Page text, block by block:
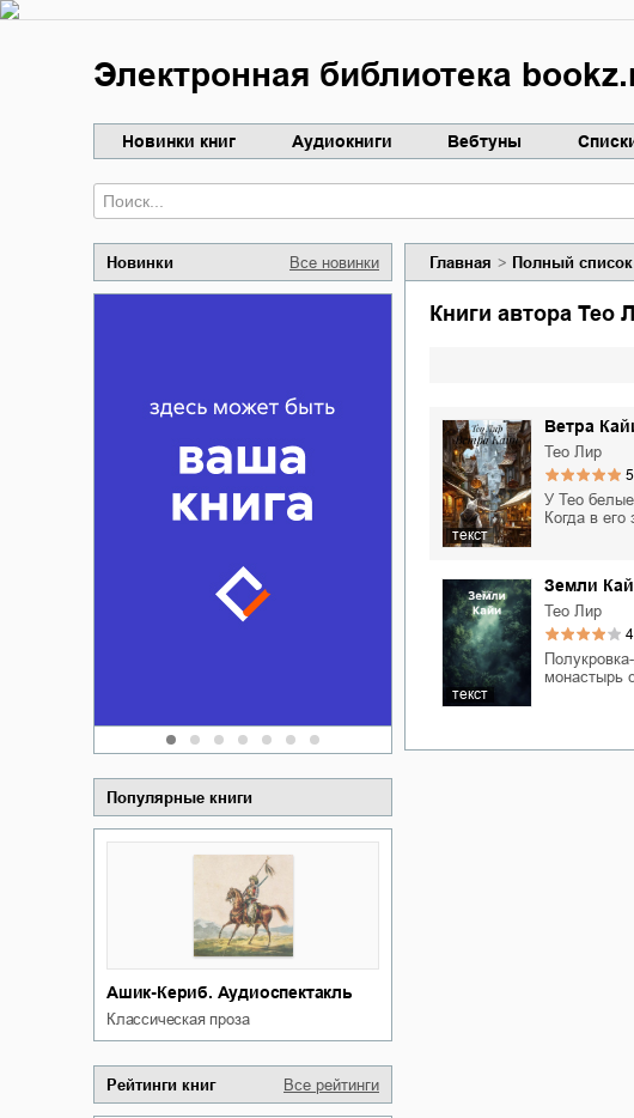
Электронная библиотека
Новинки книг Аудиокниги Вебтуны
Новинки Все новинки
Забытая земля
области
Сергей Николаевич
Популярные книги
Ашик-Кериб. Аудиоспектакль
классическая проза
Рейтинги книг Все рейтинги
Главная Полный
Книги автора Тео
текст
Ветра
Тео Лир
5
У Тео
Когда в
текст
Земли
Тео Лир
4
монастырь